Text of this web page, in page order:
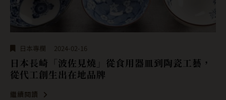
日本關東 2024-02-16
【日本 群馬縣】藝術與美食的交融：暢遊日本群
馬之旅，景點祭典，美食伴手禮一次看！
繼續閱讀